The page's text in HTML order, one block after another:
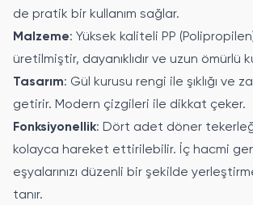
de pratik bir kullanım sağlar.
Malzeme: Yüksek kaliteli PP
üretilmiştir, dayanıklıdır ve uzun ömürlü
Tasarım: Gül kurusu rengi ile şıklığı ve
getirir. Modern çizgileri ile dikkat çeker.
Fonksiyonellik: Dört adet döner
kolayca hareket ettirilebilir. İç hacmi
eşyalarınızı düzenli bir şekilde
tanır.